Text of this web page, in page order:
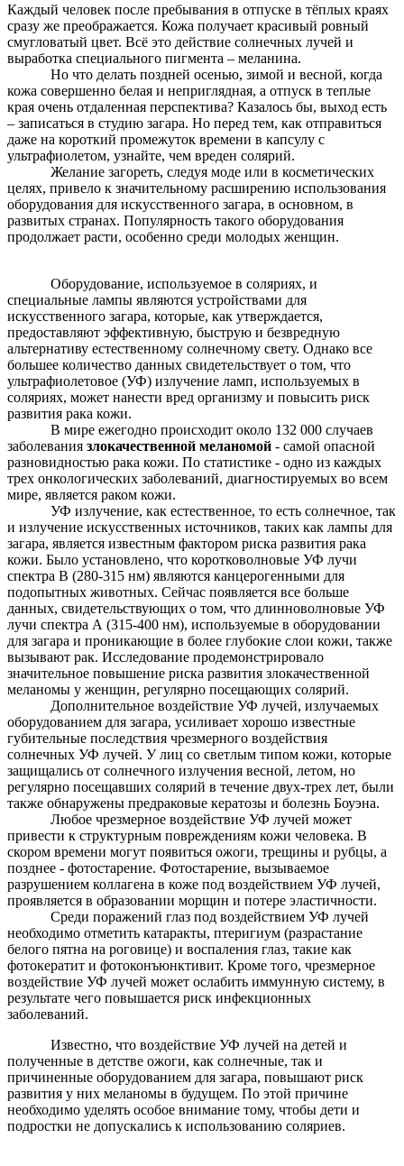
Каждый человек после пребывания в отпуске в тёплых краях
сразу же преображается. Кожа получает красивый ровный
смугловатый цвет. Всё это действие солнечных лучей и
выработка специального пигмента – меланина.
Но что делать поздней осенью, зимой и весной, когда
кожа совершенно белая и неприглядная, а отпуск в теплые
края очень отдаленная перспектива? Казалось бы, выход есть
– записаться в студию загара. Но перед тем, как отправиться
даже на короткий промежуток времени в капсулу с
ультрафиолетом, узнайте, чем вреден солярий.
Желание загореть, следуя моде или в косметических
целях, привело к значительному расширению использования
оборудования для искусственного загара, в основном, в
развитых странах. Популярность такого оборудования
продолжает расти, особенно среди молодых женщин.
Оборудование, используемое в соляриях, и
специальные лампы являются устройствами для
искусственного загара, которые, как утверждается,
предоставляют эффективную, быструю и безвредную
альтернативу естественному солнечному свету. Однако все
большее количество данных свидетельствует о том, что
ультрафиолетовое (УФ) излучение ламп, используемых в
соляриях, может нанести вред организму и повысить риск
развития рака кожи.
В мире ежегодно происходит около 132 000 случаев
заболевания злокачественной меланомой - самой опасной
разновидностью рака кожи. По статистике - одно из каждых
трех онкологических заболеваний, диагностируемых во всем
мире, является раком кожи.
УФ излучение, как естественное, то есть солнечное, так
и излучение искусственных источников, таких как лампы для
загара, является известным фактором риска развития рака
кожи. Было установлено, что коротковолновые УФ лучи
спектра В (280-315 нм) являются канцерогенными для
подопытных животных. Сейчас появляется все больше
данных, свидетельствующих о том, что длинноволновые УФ
лучи спектра А (315-400 нм), используемые в оборудовании
для загара и проникающие в более глубокие слои кожи, также
вызывают рак. Исследование продемонстрировало
значительное повышение риска развития злокачественной
меланомы у женщин, регулярно посещающих солярий.
Дополнительное воздействие УФ лучей, излучаемых
оборудованием для загара, усиливает хорошо известные
губительные последствия чрезмерного воздействия
солнечных УФ лучей. У лиц со светлым типом кожи, которые
защищались от солнечного излучения весной, летом, но
регулярно посещавших солярий в течение двух-трех лет, были
также обнаружены предраковые кератозы и болезнь Боуэна.
Любое чрезмерное воздействие УФ лучей может
привести к структурным повреждениям кожи человека. В
скором времени могут появиться ожоги, трещины и рубцы, а
позднее - фотостарение. Фотостарение, вызываемое
разрушением коллагена в коже под воздействием УФ лучей,
проявляется в образовании морщин и потере эластичности.
Среди поражений глаз под воздействием УФ лучей
необходимо отметить катаракты, птеригиум (разрастание
белого пятна на роговице) и воспаления глаз, такие как
фотокератит и фотоконъюнктивит. Кроме того, чрезмерное
воздействие УФ лучей может ослабить иммунную систему, в
результате чего повышается риск инфекционных
заболеваний.
Известно, что воздействие УФ лучей на детей и
полученные в детстве ожоги, как солнечные, так и
причиненные оборудованием для загара, повышают риск
развития у них меланомы в будущем. По этой причине
необходимо уделять особое внимание тому, чтобы дети и
подростки не допускались к использованию соляриев.